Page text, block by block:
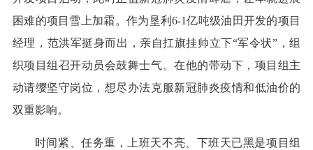
困难的项目雪上加霜。作为垦利6-1亿吨级油田开发的项目
经理，范洪军挺身而出，亲自扛旗挂帅立下“军令状”，组
织项目组召开动员会鼓舞士气。在他的带动下，项目组主
动请缨坚守岗位，想尽办法克服新冠肺炎疫情和低油价的
双重影响。
时间紧、任务重，上班天不亮、下班天已黑是项目组